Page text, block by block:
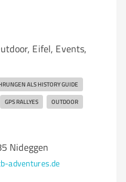
Eifel, Events,
ALS HISTORY GUIDE
GPS RALLYES OUTDOOR
Nideggen
adventures.de